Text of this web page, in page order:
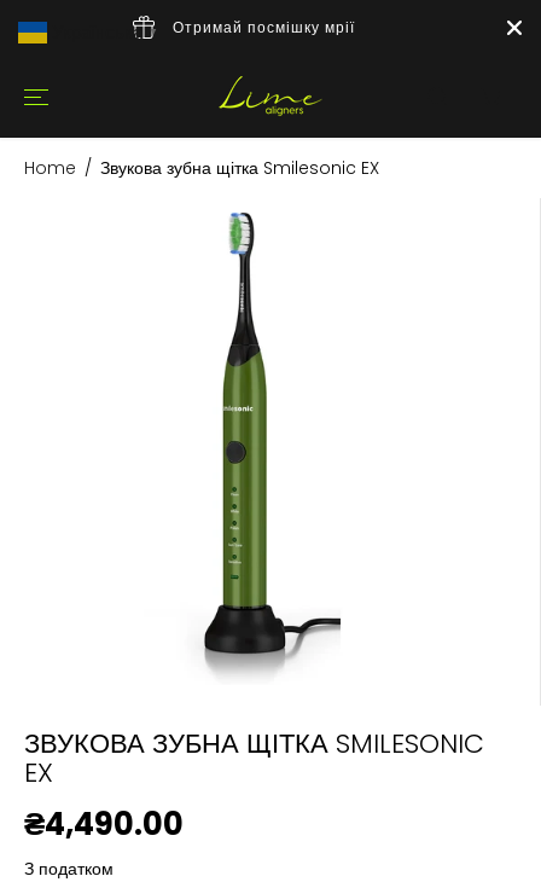
Отримай посмішку мрії
Home Звукова зубна щітка Smilesonic EX
ЗВУКОВА ЗУБНА ЩІТКА SMILESONIC
EX
З
В
₴4,490.00
З податком
Українська ▼